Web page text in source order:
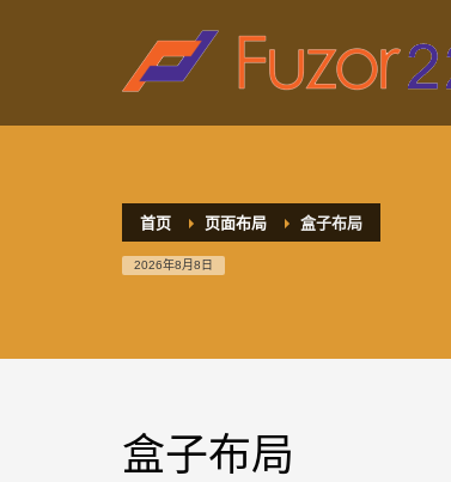
HOW TO SHOP
1 Login or create new account.
首页 页面布局 盒子布局
2026年8月8日
盒子布局